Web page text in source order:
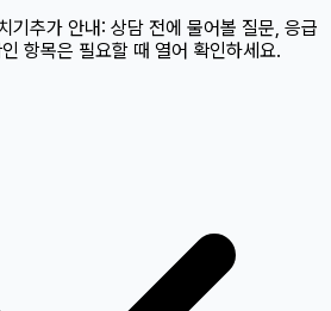
기 추가 안내: 상담 전에 물어볼 질문, 응급
항목은 필요할 때 열어 확인하세요.